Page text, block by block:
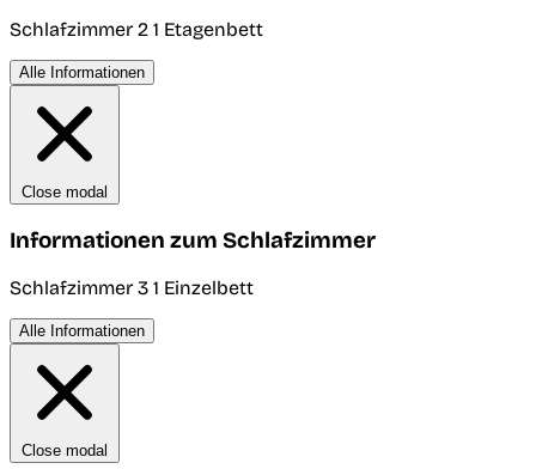
Schlafzimmer 2 1 Etagenbett
Alle Informationen
Close modal
Informationen zum Schlafzimmer
Schlafzimmer 3 1 Einzelbett
Alle Informationen
Close modal